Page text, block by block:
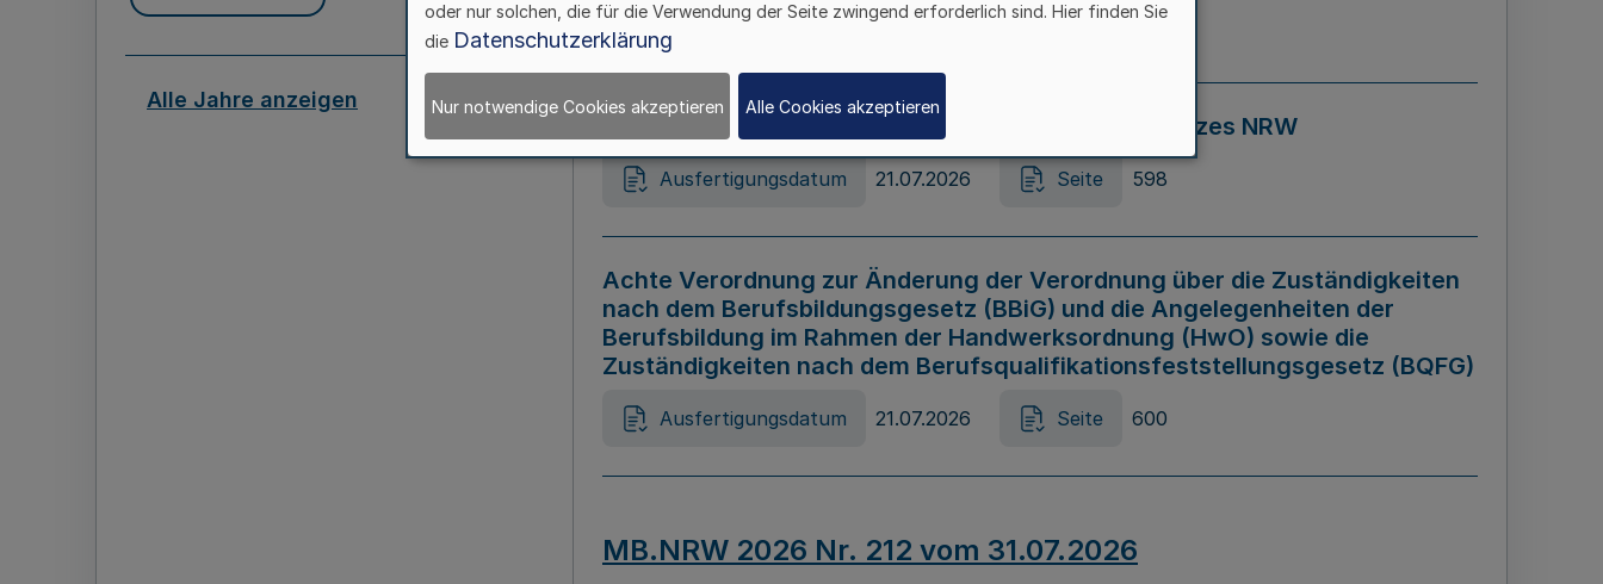
Alle Jahre anzeigen
Ausfertigungsdatum 21.07.2026 Seite 595
Gesetz zur Änderung des Online-Casinospiel Gesetzes NRW
Ausfertigungsdatum 21.07.2026 Seite 598
Achte Verordnung zur Änderung der Verordnung über die Zuständigkeiten
nach dem Berufsbildungsgesetz (BBiG) und die Angelegenheiten der
Berufsbildung im Rahmen der Handwerksordnung (HwO) sowie die
Zuständigkeiten nach dem Berufsqualifikationsfeststellungsgesetz (BQFG)
Ausfertigungsdatum 21.07.2026 Seite 600
MB.NRW 2026 Nr. 212 vom 31.07.2026
oder nur solchen, die für die Verwendung der Seite zwingend erforderlich sind. Hier finden Sie
die Datenschutzerklärung
Nur notwendige Cookies akzeptieren Alle Cookies akzeptieren